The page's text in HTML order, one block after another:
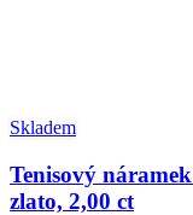
Skladem
Tenisový
zlato, 2,00 ct